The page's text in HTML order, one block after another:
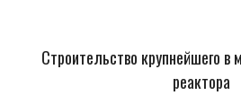
Строительство крупнейшего в
реактора